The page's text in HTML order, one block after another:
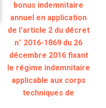
bonus indemnitaire
annuel en application
de l'article 2 du décret
n° 2016-1869 du 26
décembre 2016 fixant
le régime indemnitaire
applicable aux corps
techniques de